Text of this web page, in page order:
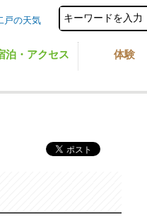
戸の天気
泊・アクセス 体験